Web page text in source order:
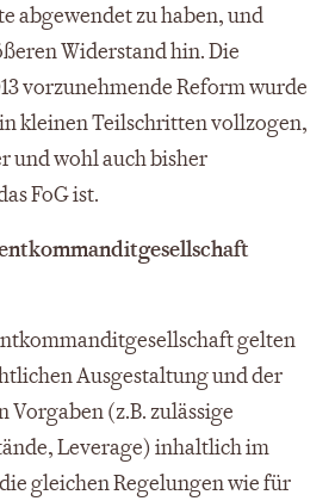
abgewendet zu haben, und
Widerstand hin. Die
vorzunehmende Reform wurde
kleinen Teilschritten vollzogen,
und wohl auch bisher
FoG ist.
gelten
Ausgestaltung und der
(z.B. zulässige
Leverage) inhaltlich im
gleichen Regelungen wie für